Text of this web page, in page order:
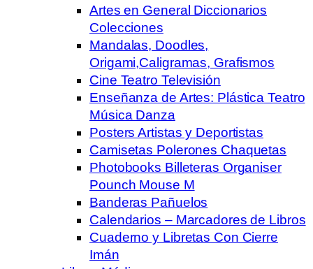
Artes en General Diccionarios
Colecciones
Mandalas, Doodles,
Origami,Caligramas, Grafismos
Cine Teatro Televisión
Enseñanza de Artes: Plástica Teatro
Música Danza
Posters Artistas y Deportistas
Camisetas Polerones Chaquetas
Photobooks Billeteras Organiser
Pounch Mouse M
Banderas Pañuelos
Calendarios – Marcadores de Libros
Cuaderno y Libretas Con Cierre
Imán